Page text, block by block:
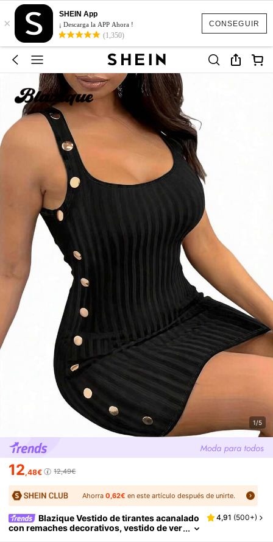
CONSEGUIR
×
SHEIN App
¡ Descarga la APP Ahora !
(1,350)
1/5
12,48€ 12,49€
Ahorra0,62€ en este artículo después de unirte.
Blazique Vestido de tirantes acanalado
con remaches decorativos, vestido de ver
4,91 (500+)